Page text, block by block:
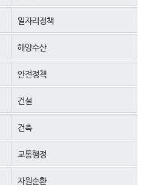
일자리정책
해양수산
안전정책
건설
건축
교통행정
자원순환